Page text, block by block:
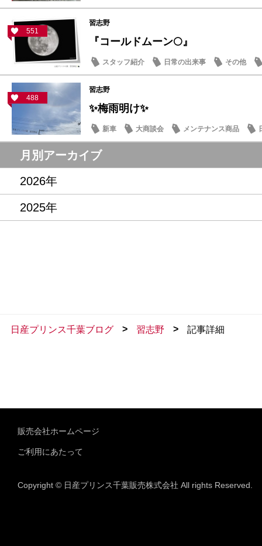
551
習志野
『コールドムーン🌕』
スタッフ紹介 日常の出来事 その他
488
習志野
✨梅雨明け✨
新車 大商談会 メンテナンス商品
月別アーカイブ
2026年
2025年
日産プリンス千葉ブログ > 習志野 > 記事詳細
販売会社ホームページ
ご利用にあたって
Copyright © 日産プリンス千葉販売株式会社 All rights Reserved.